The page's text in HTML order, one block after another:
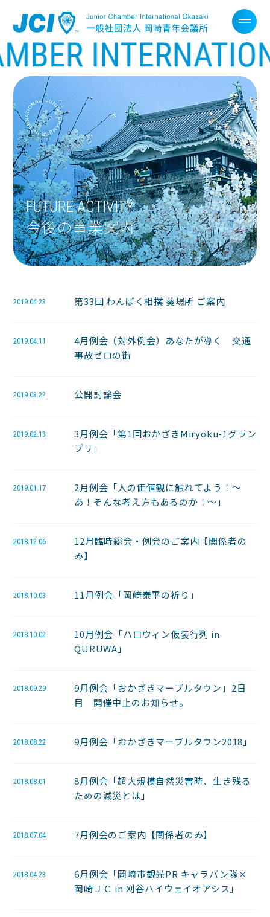
FUTURE ACTIVITY
今後の事業案内
2019.04.23 第33回 わんぱく相撲 葵場所 ご案内
2019.04.11
4月例会（対外例会）あなたが導く 交通
事故ゼロの街
2019.03.22 公開討論会
2019.02.13
3月例会「第1回おかざきMiryoku-1グラン
プリ」
2019.01.17
2月例会「人の価値観に触れてよう！～
あ！そんな考え方もあるのか！～」
2018.12.06
12月臨時総会・例会のご案内【関係者の
み】
2018.10.03 11月例会「岡崎泰平の祈り」
2018.10.02
10月例会「ハロウィン仮装行列 in
QURUWA」
2018.09.29
9月例会「おかざきマーブルタウン」2日
目 開催中止のお知らせ。
2018.08.22 9月例会「おかざきマーブルタウン2018」
2018.08.01
8月例会「超大規模自然災害時、生き残る
ための減災とは」
2018.07.04 7月例会のご案内【関係者のみ】
2018.04.23
6月例会「岡崎市観光PR キャラバン隊×
岡崎ＪＣ in 刈谷ハイウェイオアシス」